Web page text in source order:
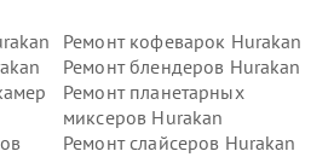
Ремонт кофеварок Hurakan
Ремонт блендеров Hurakan
Ремонт планетарных
миксеров Hurakan
Ремонт слайсеров Hurakan